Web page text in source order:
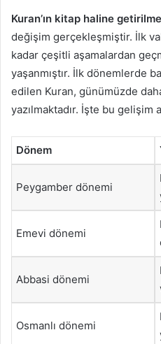
Kuran’ın kitap haline
değişim gerçekleşmiştir. İlk
kadar çeşitli aşamalardan
yaşanmıştır. İlk dönemlerde
edilen Kuran, günümüzde
yazılmaktadır. İşte bu gelişim
Dönem
Peygamber dönemi
Emevi dönemi
Abbasi dönemi
Osmanlı dönemi